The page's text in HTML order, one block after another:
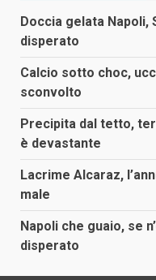
Doccia gelata Napoli,
disperato
Calcio sotto choc,
sconvolto
Precipita dal tetto,
è devastante
Lacrime Alcaraz,
male
Napoli che guaio, se
disperato